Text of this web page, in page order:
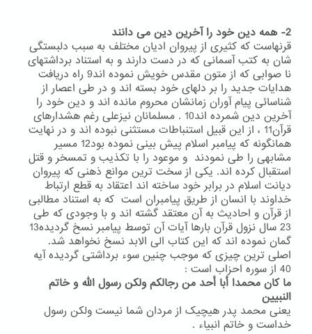
2- همه دین خود را آخرین دین می دانند
قرنهاست که کثیری از پیروان ادیان مختلف به سبب دلبستگی
شان به کتب آسمانی که در دست دارند و به استناد برداشتهای
نا صوابی که از متون مقدس خویش نموده اند9 راه دریافت
هدایات جدید را بر دلهای خود بسته اند و در طی اعصار از
شناسائی پیام آوران زمانشان محروم مانده اند و دین خود را
آخرین دین شمرده اند10 .
مسلمانان نیزعلی رغم هشدارهای
قرآن11 ، از این قبیل استنباطات مستثنی نبوده اند و در نهایت
همانگونه که پیامبر اسلام پیش بینی نموده بود12 مسیر
مشابهی را طی نمودند و موعود را با تکذیب و تمسخر و قتل
استقبال کرده اند. یکی از سخت ترین موانع ذهنی که پیروان
دیانت اسلام در برابر خود ساخته اند اعتقاد به قطع ارتباط
خداوند با انسان از طریق پیامبران است که به استناد مطالبی
از قرآن و احادیث به آن معتقد گشته اند و با وجودی که طی
23 سال نزول قرآن بارها آیات آن توسط پیامبر نسخ گردیده13
گمان نموده اند که این کتاب الی الابد نسخ نخواهد شد.
اصلی ترین چیزی که موجب چنین سوء برداشتی گردیده آیه
40 از سوره احزاب است :
ما کان محمدا أبا أحد من رجالکم ولکن رسول الله و خاتم
النبیین
یعنی محمد پدر هیچیک از مردان شما نیست ولکن رسول
خداست و خاتم انبیاء .